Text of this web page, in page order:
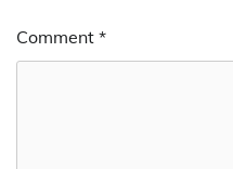
Comment *